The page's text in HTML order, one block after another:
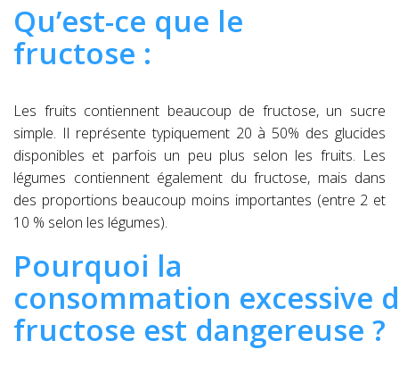
Qu’est-ce que le
fructose :
Les fruits contiennent beaucoup de fructose, un sucre
simple. Il représente typiquement 20 à 50% des glucides
disponibles et parfois un peu plus selon les fruits. Les
légumes contiennent également du fructose, mais dans
des proportions beaucoup moins importantes (entre 2 et
10 % selon les légumes).
Pourquoi la
consommation excessive
fructose est dangereuse ?